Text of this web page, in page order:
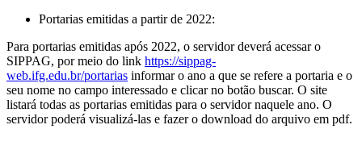
Portarias emitidas a partir de 2022:
Para portarias emitidas após 2022, o servidor deverá acessar o
SIPPAG, por meio do link https://sippag-
web.ifg.edu.br/portarias informar o ano a que se refere a portaria e o
seu nome no campo interessado e clicar no botão buscar. O site
listará todas as portarias emitidas para o servidor naquele ano. O
servidor poderá visualizá-las e fazer o download do arquivo em pdf.